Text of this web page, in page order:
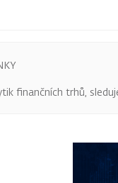
finančních trhů,